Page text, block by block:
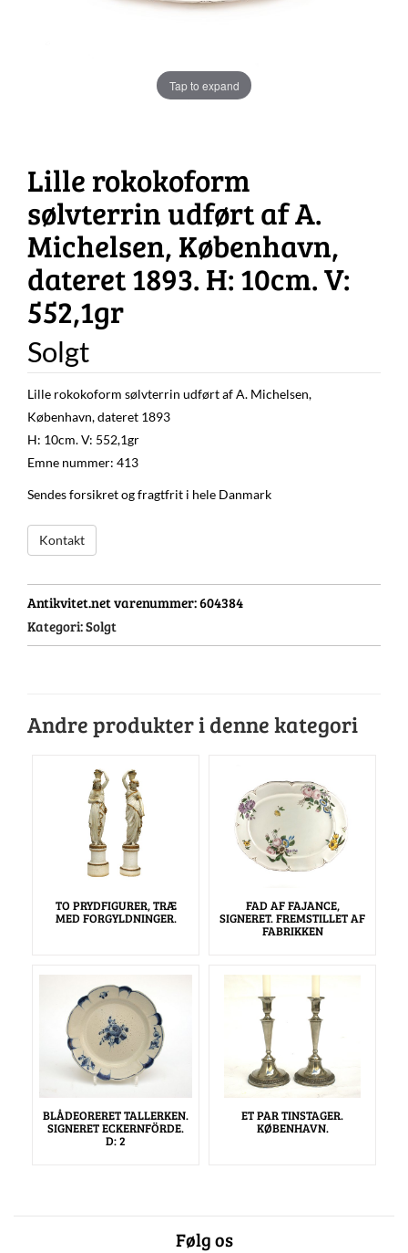
Tap to expand
Lille rokokoform
sølvterrin udført af A.
Michelsen, København,
dateret 1893. H: 10cm. V:
552,1gr
Solgt
Lille rokokoform sølvterrin udført af A. Michelsen,
København, dateret 1893
H: 10cm. V: 552,1gr
Emne nummer: 413
Sendes forsikret og fragtfrit i hele Danmark
Kontakt
Antikvitet.net varenummer:604384
Kategori:Solgt
Andre produkter i denne kategori
TO PRYDFIGURER, TRÆ
MED FORGYLDNINGER.
FAD AF FAJANCE,
SIGNERET. FREMSTILLET AF
FABRIKKEN
BLÅDEORERET TALLERKEN.
SIGNERET ECKERNFÖRDE.
D: 2
ET PAR TINSTAGER.
KØBENHAVN.
Følg os